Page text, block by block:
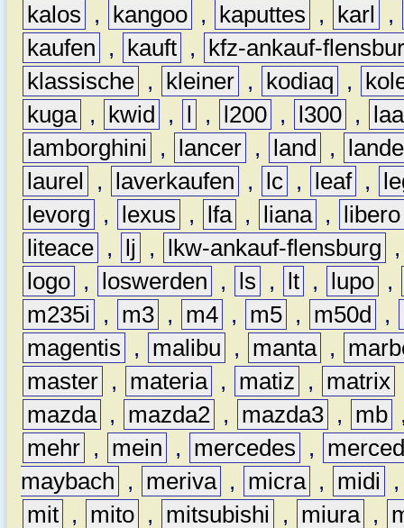
kalos
, kangoo , kaputtes , karl
,
kaufen
, kauft ,
kfz-ankauf-
klassische , kleiner , kodiaq ,
kuga , kwid , l , l200 , l300 ,
lamborghini
, lancer , land ,
laurel
, laverkaufen , lc , leaf ,
levorg
, lexus , lfa , liana ,
libero
liteace , lj , lkw-ankauf-flensburg
logo , loswerden , ls , lt , lupo ,
m235i
, m3 , m4 , m5 , m50d ,
magentis
, malibu , manta ,
master , materia , matiz , matrix
mazda , mazda2 , mazda3 , mb
mehr , mein , mercedes ,
maybach
, meriva , micra , midi
mit , mito , mitsubishi , miura ,